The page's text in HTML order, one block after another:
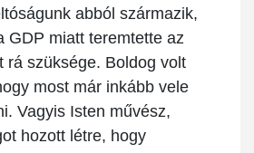
abból származik,
GDP miatt teremtette az
rá szüksége. Boldog volt
most már inkább vele
Vagyis Isten művész,
hozott létre, hogy